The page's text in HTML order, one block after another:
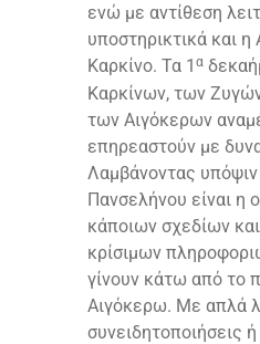
ενώ με αντίθεση
υποστηρικτικά και
Καρκίνο. Τα 1 α
Καρκίνων, των
των Αιγόκερων
επηρεαστούν με
Λαμβάνοντας
Πανσελήνου είναι η
κάποιων σχεδίων
κρίσιμων
γίνουν κάτω από το
Αιγόκερω. Με απλά
συνειδητοποιήσεις